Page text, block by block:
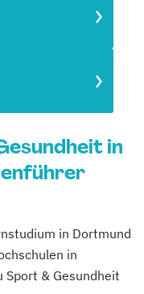
in
in Dortmund
in
Sport & Gesundheit